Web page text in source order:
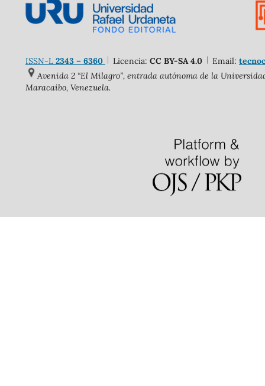
ISSN-L2343 – 6360 Licencia: CC BY-SA 4.0 Email:
Avenida 2 “El Milagro”, entrada autónoma de la
Maracaibo, Venezuela.